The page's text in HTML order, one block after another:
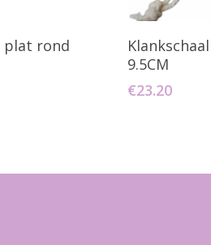
plat rond
9.5CM
€23.20